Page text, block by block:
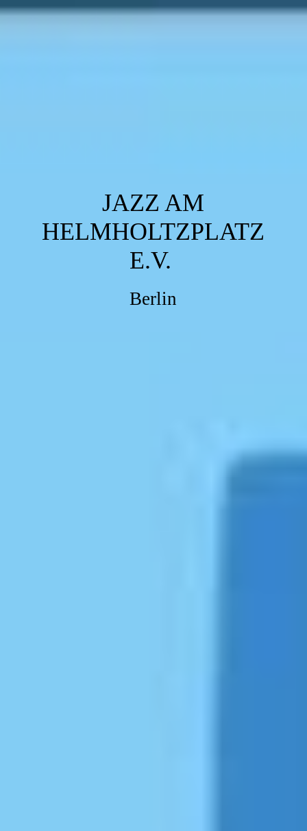
JAZZ AM
HELMHOLTZPLATZ
E.V.
Berlin